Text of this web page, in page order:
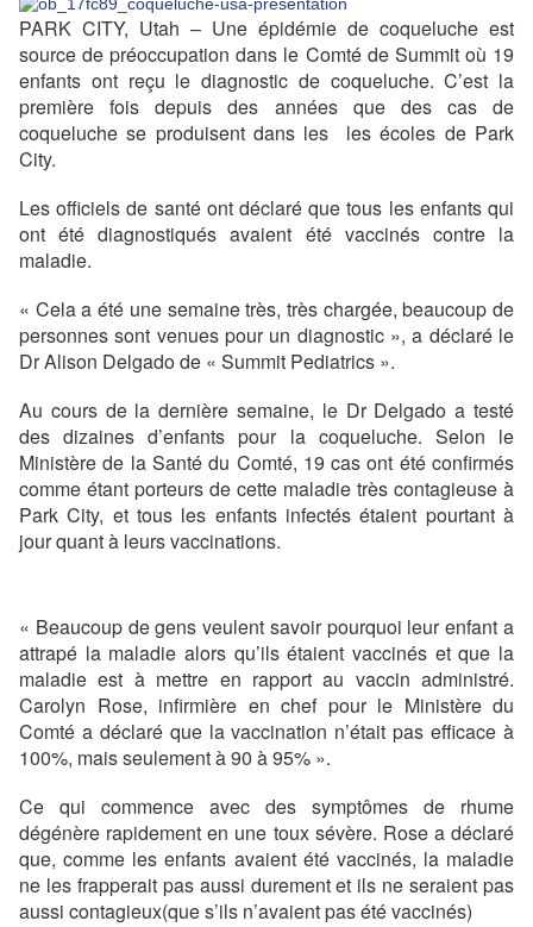
PARK CITY, Utah – Une épidémie de coqueluche est
source de préoccupation dans le Comté de Summit où 19
enfants ont reçu le diagnostic de coqueluche. C’est la
première fois depuis des années que des cas de
coqueluche se produisent dans les les écoles de Park
City.
Les officiels de santé ont déclaré que tous les enfants qui
ont été diagnostiqués avaient été vaccinés contre la
maladie.
« Cela a été une semaine très, très chargée, beaucoup de
personnes sont venues pour un diagnostic », a déclaré le
Dr Alison Delgado de « Summit Pediatrics ».
Au cours de la dernière semaine, le Dr Delgado a testé
des dizaines d’enfants pour la coqueluche. Selon le
Ministère de la Santé du Comté, 19 cas ont été confirmés
comme étant porteurs de cette maladie très contagieuse à
Park City, et tous les enfants infectés étaient pourtant à
jour quant à leurs vaccinations.
« Beaucoup de gens veulent savoir pourquoi leur enfant a
attrapé la maladie alors qu’ils étaient vaccinés et que la
maladie est à mettre en rapport au vaccin administré.
Carolyn Rose, infirmière en chef pour le Ministère du
Comté a déclaré que la vaccination n’était pas efficace à
100%, mais seulement à 90 à 95% ».
Ce qui commence avec des symptômes de rhume
dégénère rapidement en une toux sévère. Rose a déclaré
que, comme les enfants avaient été vaccinés, la maladie
ne les frapperait pas aussi durement et ils ne seraient pas
aussi contagieux(que s’ils n’avaient pas été vaccinés)